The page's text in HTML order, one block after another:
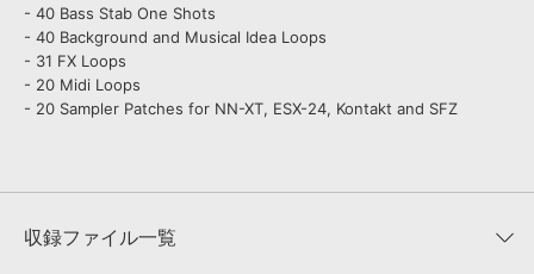
- 40 Bass Stab One Shots
- 40 Background and Musical Idea Loops
- 31 FX Loops
- 20 Midi Loops
- 20 Sampler Patches for NN-XT, ESX-24, Kontakt and SFZ
収録ファイル一覧